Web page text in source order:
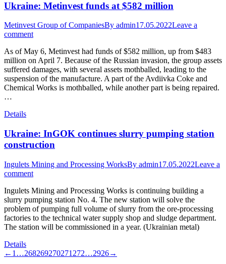
Ukraine: Metinvest funds at $582 million
Metinvest Group of CompaniesBy admin17.05.2022Leave a
comment
As of May 6, Metinvest had funds of $582 million, up from $483
million on April 7. Because of the Russian invasion, the group assets
suffered damages, with several assets mothballed, leading to the
suspension of the manufacture. A part of the Avdiivka Coke and
Chemical Works is mothballed, while another part is being repaired.
…
Details
Ukraine: InGOK continues slurry pumping station
construction
Ingulets Mining and Processing WorksBy admin17.05.2022Leave a
comment
Ingulets Mining and Processing Works is continuing building a
slurry pumping station No. 4. The new station will solve the
problem of pumping full volume of slurry from the ore-processing
factories to the technical water supply shop and sludge department.
The station will be commissioned in a year. (Ukrainian metal)
Details
← 1 …268269270271 272…2926→